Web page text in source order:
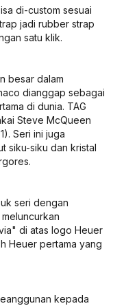
di-custom sesuai
jadi rubber strap
satu klik.
besar dalam
dianggap sebagai
di dunia. TAG
Steve McQueen
Seri ini juga
siku-siku dan kristal
seri dengan
di atas logo Heuer
Heuer pertama yang
kepada